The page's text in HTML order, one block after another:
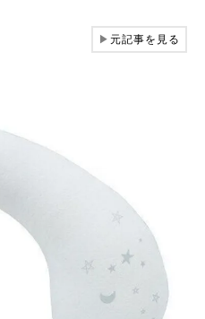
▶元記事を見る